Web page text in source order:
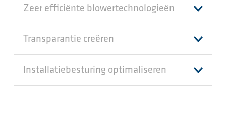
Zeer efficiënte blowertechnologieën
Transparantie creëren
Installatiebesturing optimaliseren